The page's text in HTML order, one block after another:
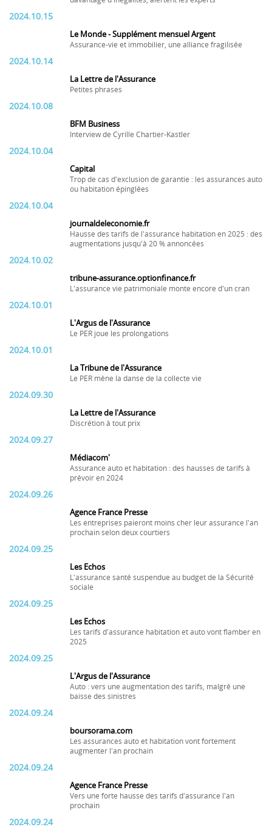
2024.10.15
Le Monde - Supplément mensuel Argent
Assurance-vie et immobilier, une alliance fragilisée
2024.10.14
La Lettre de l'Assurance
Petites phrases
2024.10.08
BFM Business
Interview de Cyrille Chartier-Kastler
2024.10.04
Capital
Trop de cas d'exclusion de garantie : les assurances auto
ou habitation épinglées
2024.10.04
journaldeleconomie.fr
Hausse des tarifs de l'assurance habitation en 2025 : des
augmentations jusqu'à 20 % annoncées
2024.10.02
tribune-assurance.optionfinance.fr
L'assurance vie patrimoniale monte encore d'un cran
2024.10.01
L'Argus de l'Assurance
Le PER joue les prolongations
2024.10.01
La Tribune de l'Assurance
Le PER mène la danse de la collecte vie
2024.09.30
La Lettre de l'Assurance
Discrétion à tout prix
2024.09.27
Médiacom'
Assurance auto et habitation : des hausses de tarifs à
prévoir en 2024
2024.09.26
Agence France Presse
Les entreprises paieront moins cher leur assurance l'an
prochain selon deux courtiers
2024.09.25
Les Echos
L'assurance santé suspendue au budget de la Sécurité
sociale
2024.09.25
Les Echos
Les tarifs d'assurance habitation et auto vont flamber en
2025
2024.09.25
L'Argus de l'Assurance
Auto : vers une augmentation des tarifs, malgré une
baisse des sinistres
2024.09.24
boursorama.com
Les assurances auto et habitation vont fortement
augmenter l'an prochain
2024.09.24
Agence France Presse
Vers une forte hausse des tarifs d'assurance l'an
prochain
2024.09.24